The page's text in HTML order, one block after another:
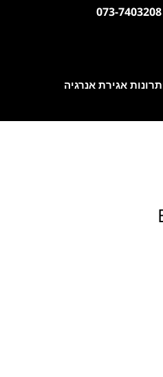
073-7403208
אגירת אנרגיה